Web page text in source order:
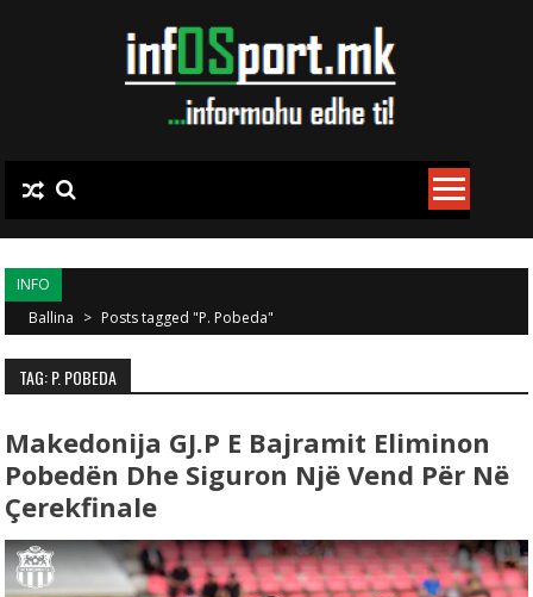
INFO
Ballina > Posts tagged "P. Pobeda"
TAG: P. POBEDA
Makedonija GJ.P E Bajramit Eliminon
Pobedën Dhe Siguron Një Vend Për Në
Çerekfinale